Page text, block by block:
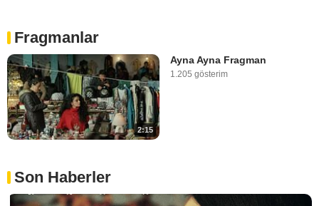
Fragmanlar
2:15
Ayna Ayna Fragman
1.205 gösterim
Son Haberler